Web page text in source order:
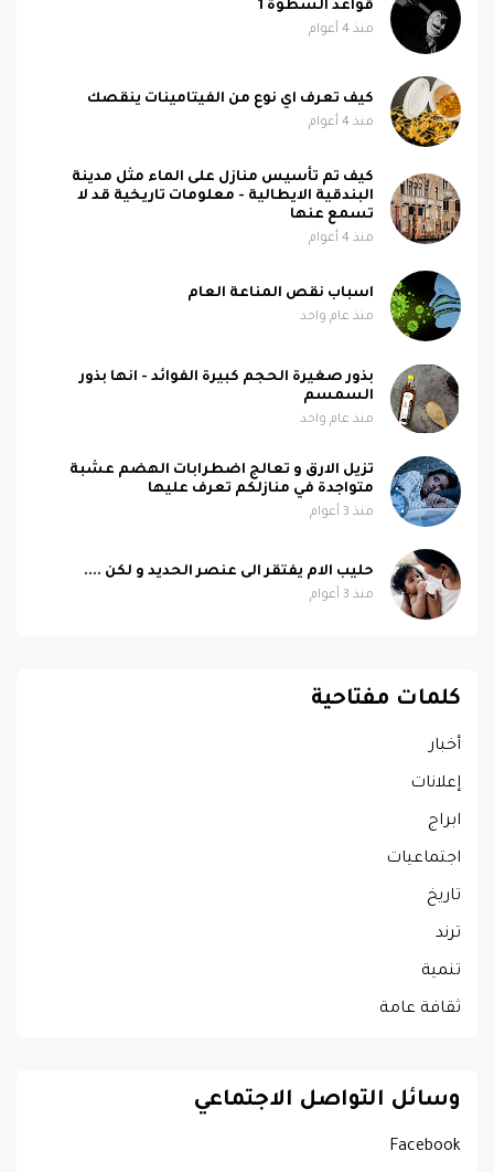
قواعد السطوة 1
منذ 4 أعوام
كيف تعرف اي نوع من الفيتامينات ينقصك
منذ 4 أعوام
كيف تم تأسيس منازل على الماء مثل مدينة
البندقية الايطالية - معلومات تاريخية قد لا
تسمع عنها
منذ 4 أعوام
اسباب نقص المناعة العام
منذ عام واحد
بذور صغيرة الحجم كبيرة الفوائد - انها بذور
السمسم
منذ عام واحد
تزيل الارق و تعالج اضطرابات الهضم عشبة
متواجدة في منازلكم تعرف عليها
منذ 3 أعوام
حليب الام يفتقر الى عنصر الحديد و لكن ....
منذ 3 أعوام
كلمات مفتاحية
أخبار
إعلانات
ابراج
اجتماعيات
تاريخ
ترند
تنمية
ثقافة عامة
وسائل التواصل الاجتماعي
Facebook